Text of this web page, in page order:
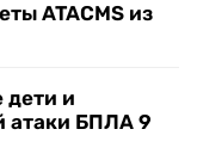
ATACMS из
дети и
атаки БПЛА 9